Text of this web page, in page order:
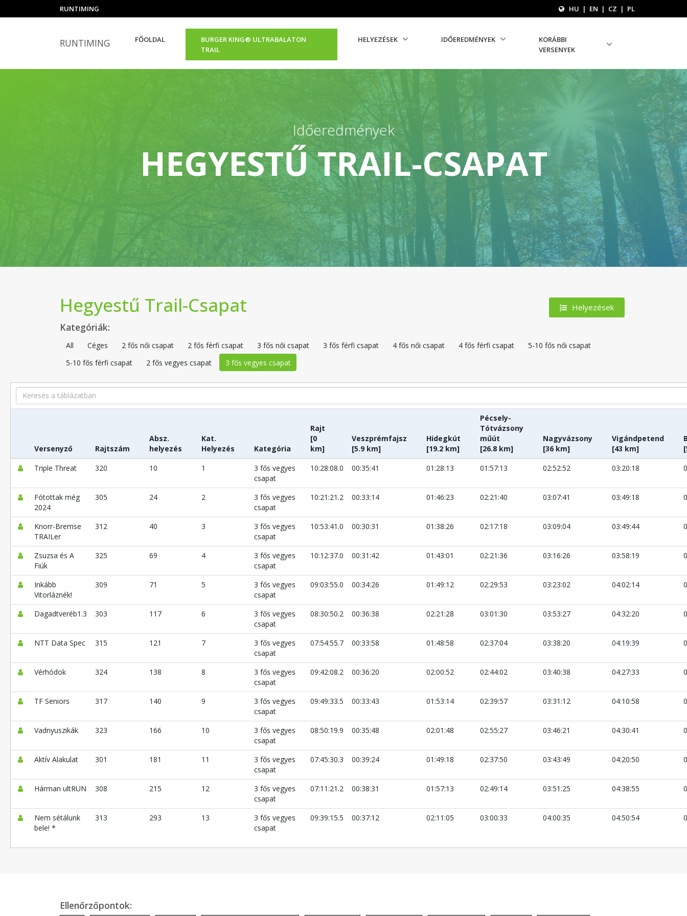
RUNTIMING HU | EN | CZ | PL
RUNTIMING FŐOLDAL
BURGER KING®️ ULTRABALATON
TRAIL
HELYEZÉSEK IDŐEREDMÉNYEK
KORÁBBI
VERSENYEK
Időeredmények
HEGYESTŰ TRAIL-CSAPAT
Helyezések
Hegyestű Trail-Csapat
Kategóriák:
All Céges 2 fős női csapat 2 fős férfi csapat 3 fős női csapat 3 fős férfi csapat 4 fős női csapat 4 fős férfi csapat
5-10 fős női csapat
5-10 fős férfi csapat
2 fős vegyes csapat 3 fős vegyes csapat
Search
Versenyző Rajtszám
Absz.
helyezés
Kat.
Helyezés
Kategória
Rajt
[0
km]
Veszprémfajsz
[5.9 km]
Hidegkút
[19.2 km]
Pécsely-
Tótvázsony
műút
[26.8 km]
Nagyvázsony
[36 km]
Vigándpetend
[43 km]
Triple Threat
320 10 1
3 fős vegyes
csapat
10:28:08.0 00:35:41 01:28:13 01:57:13 02:52:52 03:20:18
Fótottak még
2024
305 24 2
3 fős vegyes
csapat
10:21:21.2 00:33:14 01:46:23 02:21:40 03:07:41 03:49:18
Knorr-Bremse
TRAILer
312 40 3
3 fős vegyes
csapat
10:53:41.0 00:30:31 01:38:26 02:17:18 03:09:04 03:49:44
Zsuzsa és A
Fiúk
325 69 4
3 fős vegyes
csapat
10:12:37.0 00:31:42 01:43:01 02:21:36 03:16:26 03:58:19
Inkább
Vitorláznék!
309 71 5
3 fős vegyes
csapat
09:03:55.0 00:34:26 01:49:12 02:29:53 03:23:02 04:02:14
Dagadtveréb1.3 303 117 6
3 fős vegyes
csapat
08:30:50.2 00:36:38 02:21:28 03:01:30 03:53:27 04:32:20
NTT Data Spec 315 121 7
3 fős vegyes
csapat
07:54:55.7 00:33:58 01:48:58 02:37:04 03:38:20 04:19:39
Vérhódok 324 138 8
3 fős vegyes
csapat
09:42:08.2 00:36:20 02:00:52 02:44:02 03:40:38 04:27:33
TF Seniors 317 140 9
3 fős vegyes
csapat
09:49:33.5 00:33:43 01:53:14 02:39:57 03:31:12 04:10:58
Vadnyuszikák 323 166 10
3 fős vegyes
csapat
08:50:19.9 00:35:48 02:01:48 02:55:27 03:46:21 04:30:41
Aktív Alakulat 301 181 11
3 fős vegyes
csapat
07:45:30.3 00:39:24 01:49:18 02:37:50 03:43:49 04:20:50
Hárman ultRUN 308 215 12
3 fős vegyes
csapat
07:11:21.2 00:38:31 01:57:13 02:49:14 03:51:25 04:38:55
Nem sétálunk
bele! *
313 293 13
3 fős vegyes
csapat
09:39:15.5 00:37:12 02:11:05 03:00:33 04:00:35 04:50:54
Ellenőrzőpontok: